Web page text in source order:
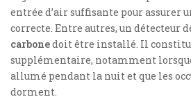
entrée d’air suffisante pour assurer
correcte. Entre autres, un détecteur
carbonedoit être installé. Il
supplémentaire, notamment
allumé pendant la nuit et que les
dorment.